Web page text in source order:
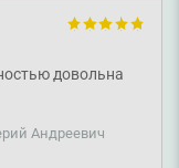
довольна
Андреевич